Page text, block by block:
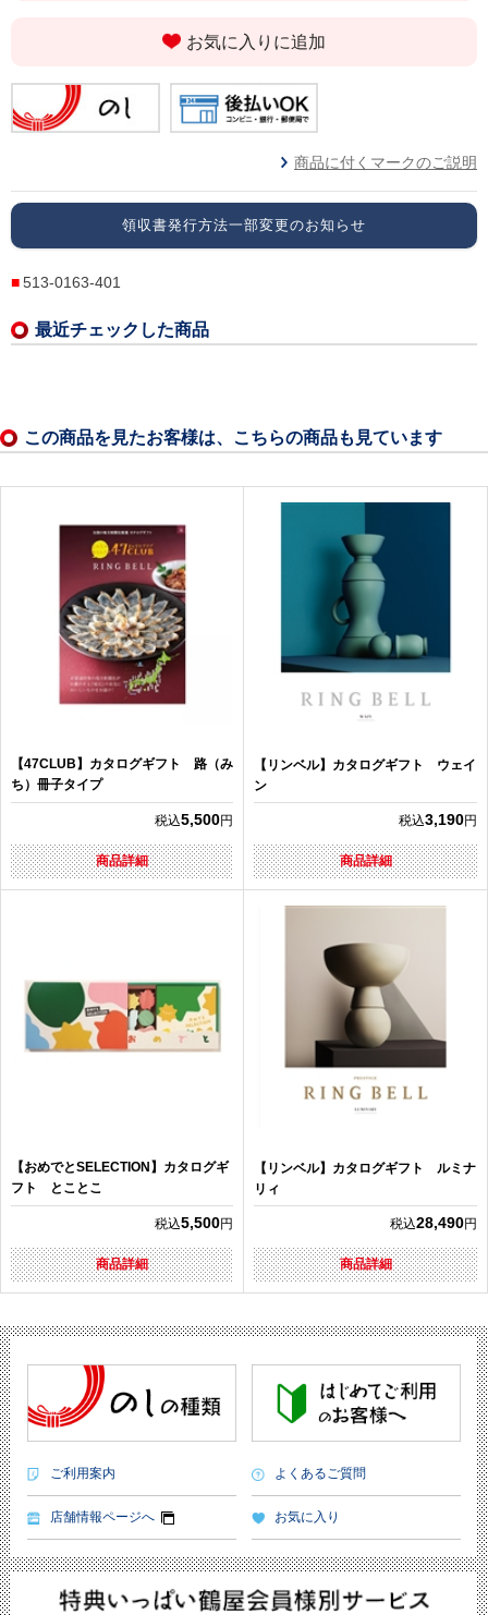
お気に入りに追加
商品に付くマークのご説明
領収書発行方法一部変更のお知らせ
513-0163-401
最近チェックした商品
この商品を見たお客様は、こちらの商品も見ています
【47CLUB】カタログギフト 路（み
ち）冊子タイプ
税込5,500円
商品詳細
【リンベル】カタログギフト ウェイ
ン
税込3,190円
商品詳細
【おめでとSELECTION】カタログギ
フト とことこ
税込5,500円
商品詳細
【リンベル】カタログギフト ルミナ
リィ
税込28,490円
商品詳細
ご利用案内 よくあるご質問
店舗情報ページへ お気に入り